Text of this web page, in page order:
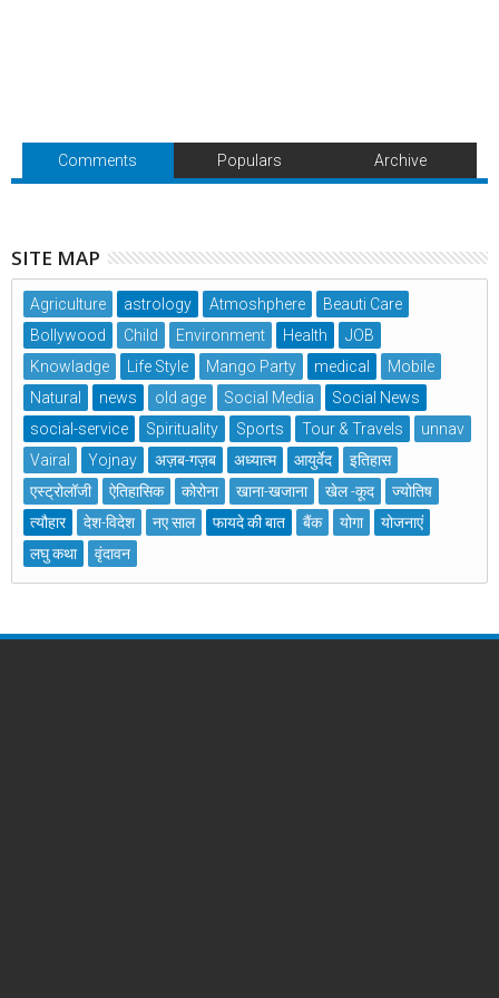
Comments Populars Archive
SITE MAP
Agriculture astrology Atmoshphere
Beauti Care
Bollywood
Child Environment Health
JOB
Knowladge
Life Style Mango Party medical
Mobile
Natural
news old age Social Media
Social News
social-service
Spirituality Sports Tour & Travels
unnav
Vairal
Yojnay अज़ब-गज़ब अध्यात्म आयुर्वेद
इतिहास
एस्ट्रोलॉजी
ऐतिहासिक कोरोना खाना-खजाना खेल -कूद
ज्योतिष
त्यौहार
देश-विदेश नए साल फायदे की बात बैंक योगा
योजनाएं
लघु कथा
वृंदावन